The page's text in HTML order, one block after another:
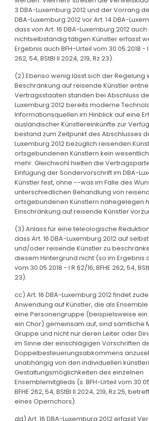
3 DBA-Luxemburg 2012 und der Vorrang
DBA-Luxemburg 2012 vor Art. 14 DBA-
dass von Art. 16 DBA-Luxemburg 2012
nichtselbständig tätigen Künstler erfasst
Ergebnis auch BFH-Urteil vom 30.05.2018 - I
262, 54, BStBl II 2024, 219, Rz 23).
(2) Ebenso wenig lässt sich der Regelung
Beschränkung auf reisende Künstler
Vertragsstaaten standen bei Abschluss
Luxemburg 2012 bereits moderne
Informationsquellen im Hinblick auf eine
ausländischer Künstlereinkünfte zur
bestand zum Zeitpunkt des Abschlusses
Luxemburg 2012 bezüglich reisenden
ortsgebundenen Künstlern kein
mehr. Gleichwohl hielten die
Einfügung der Sondervorschrift im DBA-
Künstler fest, ohne --was im Falle des
unterschiedlichen Behandlung von
ortsgebundenen Künstlern nahegelegen
Einschränkung auf reisende Künstler
(3) Anlass für eine teleologische
dass Art. 16 DBA-Luxemburg 2012 auf
und/oder reisende Künstler zu
diesem Hintergrund nicht (so im Ergebnis
vom 30.05.2018 - I R 62/16, BFHE 262, 54,
23).
cc) Art. 16 DBA-Luxemburg 2012 findet
Anwendung auf Künstler, die als
eine Personengruppe (beispielsweise
ein Chor) gemeinsam auf, sind sämtliche
Gruppe und nicht nur deren Leiter oder
im Sinne der einschlägigen Vorschriften
Doppelbesteuerungsabkommens
unabhängig von den individuellen
Gestaltungsmöglichkeiten des einzelnen
Ensemblemitglieds (s. BFH-Urteil vom
BFHE 262, 54, BStBl II 2024, 219, Rz 25,
eines Opernchors).
dd) Art. 16 DBA-Luxemburg 2012 erfasst